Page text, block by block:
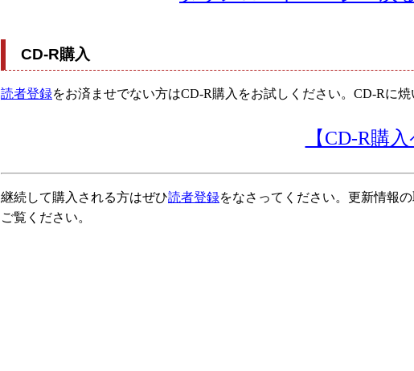
CD-R購入
読者登録をお済ませでない方はCD-R購入をお試しください。CD-Rに
【CD-R購
継続して購入される方はぜひ読者登録をなさってください。更新情報
ご覧ください。